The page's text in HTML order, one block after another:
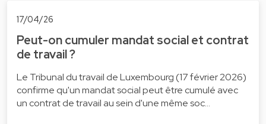
17/04/26
Peut-on cumuler mandat social et contrat
de travail ?
Le Tribunal du travail de Luxembourg (17 février 2026)
confirme qu'un mandat social peut être cumulé avec
un contrat de travail au sein d'une même soc…